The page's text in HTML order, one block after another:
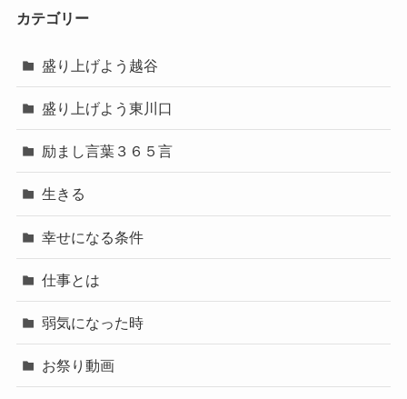
カテゴリー
盛り上げよう越谷
盛り上げよう東川口
励まし言葉３６５言
生きる
幸せになる条件
仕事とは
弱気になった時
お祭り動画